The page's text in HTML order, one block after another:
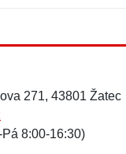
271, 43801 Žatec
Pá 8:00-16:30)